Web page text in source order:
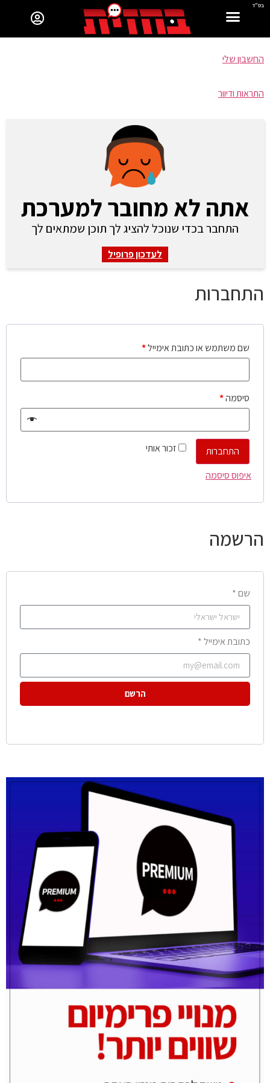
בס"ד
החשבון שלי
התראות ודיוור
אתה לא מחובר למערכת
התחבר בכדי שנוכל להציג לך תוכן שמתאים לך
לעדכון פרופיל
התחברות
שם משתמש או כתובת אימייל*
סיסמה*
זכור אותי
התחברות
איפוס סיסמה
הרשמה
שם *
כתובת אימייל *
הרשם